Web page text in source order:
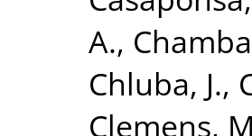
A.,
Chluba, J.,
Clemens,